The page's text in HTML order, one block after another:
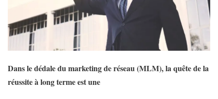
Dans le dédale du marketing de réseau (MLM), la quête de la
réussite à long terme est une